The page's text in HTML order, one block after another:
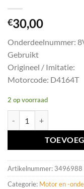
€30,00
Onderdeelnummer:
Gebruikt
Origineel / Imitatie:
Motorcode: D4164T
2 op voorraad
Artikelnummer: 3496988
Categorie: Motor en -